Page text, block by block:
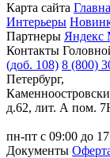
Карта сайта
Интерьеры
Партнеры Яндекс
Контакты
(доб. 108) 8 (800)
Петербург,
д.62, лит. А пом.
пн-пт с 09:00 до
Документы